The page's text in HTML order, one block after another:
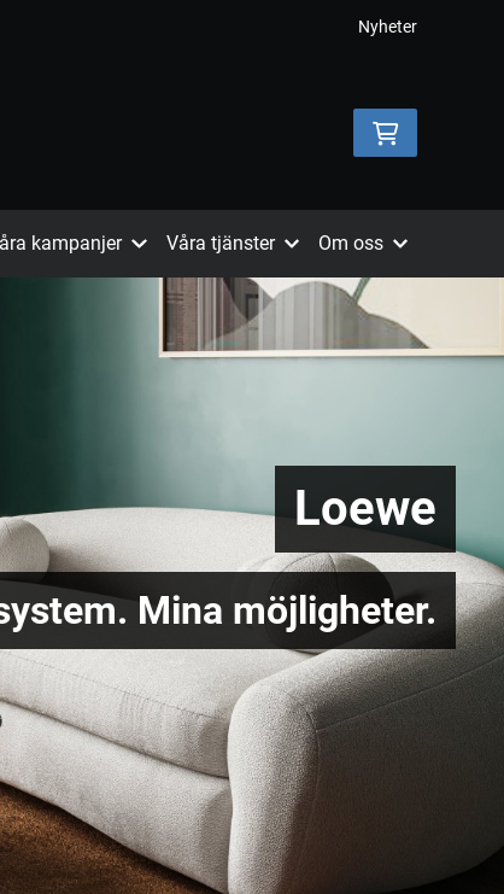
Nyheter
kampanjer Våra tjänster Om oss
Loewe
Mina möjligheter.